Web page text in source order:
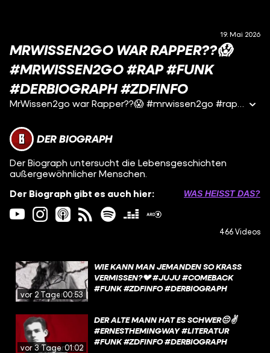
19. Mai 2026
MRWISSEN2GO WAR RAPPER??😱
#MRWISSEN2GO #RAP #FUNK
#DERBIOGRAPH #ZDFINFO
MrWissen2go war Rapper??😱 #mrwissen2go #rap #fun
DER BIOGRAPH
Der Biograph untersucht die Lebensgeschichten
außergewöhnlicher Menschen.
Der Biograph gibt es auch hier:
WAS HEISST DAS?
466 Videos
vor 2 Tagen00:53
WIE KANN MAN JEMANDEN SO KRASS
VERMISSEN?💔 #JUJU #COMEBACK
#FUNK #ZDFINFO #DERBIOGRAPH
vor 3 Tagen01:02
DER ALTE MANN HAT ES SCHWER😔✌️
#ERNESTHEMINGWAY #LITERATUR
#FUNK #ZDFINFO #DERBIOGRAPH